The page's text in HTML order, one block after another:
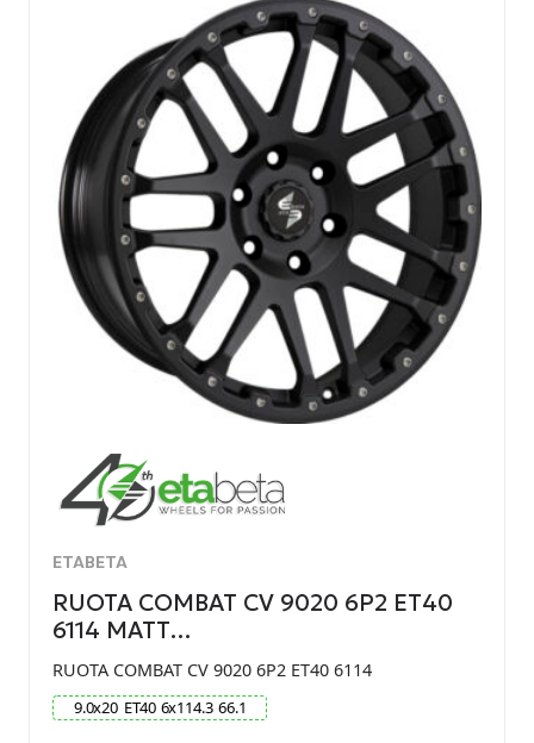
ETABETA
RUOTA COMBAT CV 9020 6P2 ET40
6114 MATT…
RUOTA COMBAT CV 9020 6P2 ET40 6114
9.0x20 ET40 6x114.3 66.1